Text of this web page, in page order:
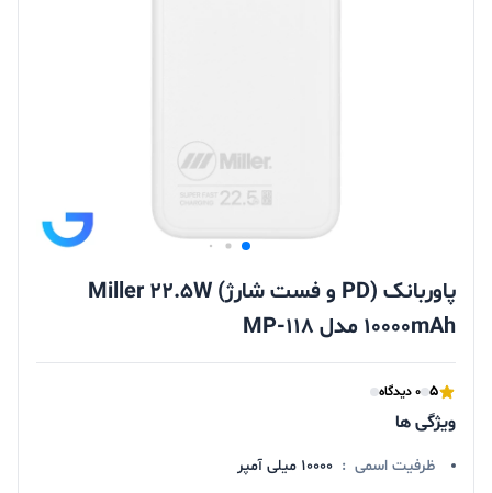
پاوربانک (PD و فست شارژ) Miller 22.5W
10000mAh مدل MP-118
5 0 دیدگاه
ویژگی ها
ظرفیت اسمی : 10000 میلی آمپر